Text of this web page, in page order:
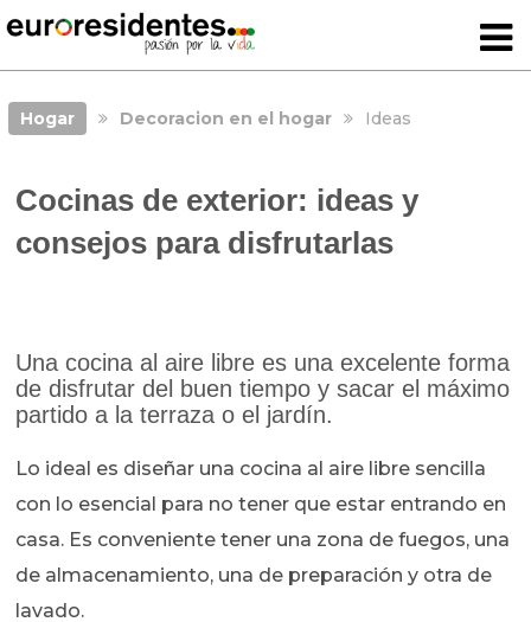
Hogar Decoracion en el hogar Ideas
Cocinas de exterior: ideas y
consejos para disfrutarlas
Una cocina al aire libre es una excelente forma
de disfrutar del buen tiempo y sacar el máximo
partido a la terraza o el jardín.
Lo ideal es diseñar una cocina al aire libre sencilla
con lo esencial para no tener que estar entrando en
casa. Es conveniente tener una zona de fuegos, una
de almacenamiento, una de preparación y otra de
lavado.